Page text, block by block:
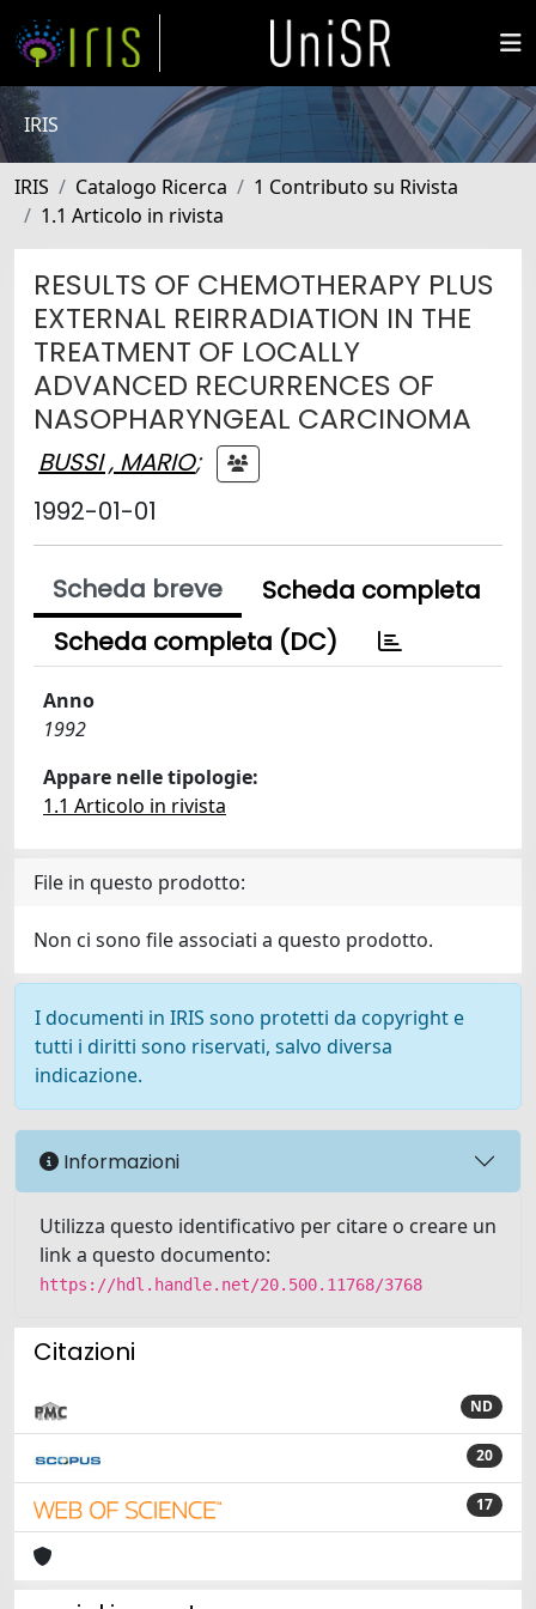
IRIS
IRIS Catalogo Ricerca
1 Contributo su Rivista
1.1 Articolo in rivista
RESULTS OF CHEMOTHERAPY PLUS
EXTERNAL REIRRADIATION IN THE
TREATMENT OF LOCALLY
ADVANCED RECURRENCES OF
NASOPHARYNGEAL CARCINOMA
BUSSI , MARIO;
1992-01-01
Scheda breve
Scheda completa
Scheda completa (DC)
Anno
1992
Appare nelle tipologie:
1.1 Articolo in rivista
File in questo prodotto:
Non ci sono file associati a questo prodotto.
I documenti in IRIS sono protetti da copyright e
tutti i diritti sono riservati, salvo diversa
indicazione.
Informazioni
Utilizza questo identificativo per citare o creare un
link a questo documento:
https://hdl.handle.net/20.500.11768/3768
Citazioni
ND
20
17